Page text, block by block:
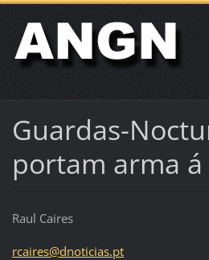
Guardas-
portam arma á
Raul Caires
rcaires@dnoticias.pt